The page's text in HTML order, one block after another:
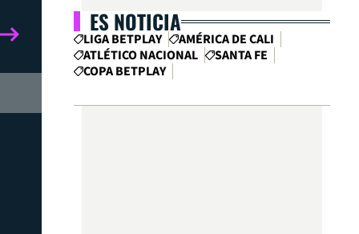
ES NOTICIA
LIGA BETPLAY
AMÉRICA DE CALI
ATLÉTICO NACIONAL
SANTA FE
COPA BETPLAY